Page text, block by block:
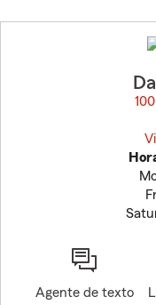
Agente de texto